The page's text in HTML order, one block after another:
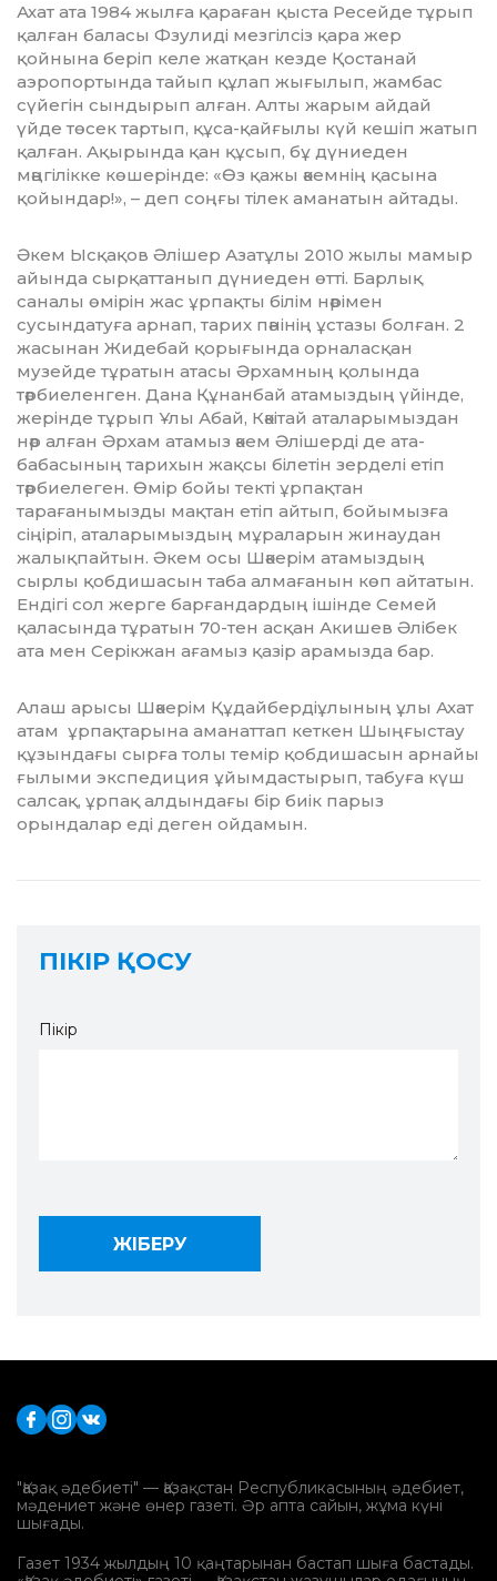
Ахат ата 1984 жылға қараған қыста Ресейде тұрып
қал­ған баласы Фзулиді мезгілсіз қара жер
қойнына беріп келе жатқан кезде Қостанай
аэропортында тайып құлап жы­ғы­лып, жамбас
сүйегін сындырып алған. Алты жарым айдай
үйде төсек тартып, құса-қайғылы күй кешіп жатып
қалған. Ақырында қан құсып, бұ дүниеден
мәңгілікке көшерінде: «Өз қажы әкемнің қасына
қойындар!», – деп соңғы тілек аманатын айтады.
Әкем Ысқақов Әлішер Азатұлы 2010 жылы мамыр
айын­да сырқаттанып дүниеден өтті. Барлық
саналы өмірін жас ұрпақты білім нәрімен
сусындатуға арнап, тарих пәні­нің ұстазы болған. 2
жасынан Жидебай қорығында орна­лас­қан
музейде тұратын атасы Әрхамның қолында
тәрбиеленген. Дана Құнанбай атамыздың үйінде,
жерінде тұрып Ұлы Абай, Кәкітай аталарымыздан
нәр алған Әрхам атамыз әкем Әлішерді де ата-
бабасының тарихын жақсы білетін зерделі етіп
тәрбиелеген. Өмір бойы текті ұрпақтан
тарағанымызды мақтан етіп айтып, бойымызға
сіңіріп, аталарымыздың мұраларын жинаудан
жалықпайтын. Әкем осы Шәкерім атамыздың
сырлы қобдишасын таба алмағанын көп айтатын.
Ендігі сол жерге барғандардың ішінде Семей
қаласында тұратын 70-тен асқан Акишев Әлібек
ата мен Серікжан ағамыз қазір арамызда бар.
Алаш арысы Шәкерім Құдайбердіұлының ұлы Ахат
атам ұрпақтарына аманаттап кеткен Шыңғыстау
құзындағы сырға толы темір қобдишасын арнайы
ғылыми экспедиция ұйымдастырып, табуға күш
салсақ, ұрпақ алдындағы бір биік парыз
орындалар еді деген ойдамын.
ПІКІР ҚОСУ
Пікір
"Қазақ әдебиеті" — Қазақстан Республикасының әдебиет,
мәдениет және өнер газеті. Әр апта сайын, жұма күні
шығады.
Газет 1934 жылдың 10 қаңтарынан бастап шыға бастады.